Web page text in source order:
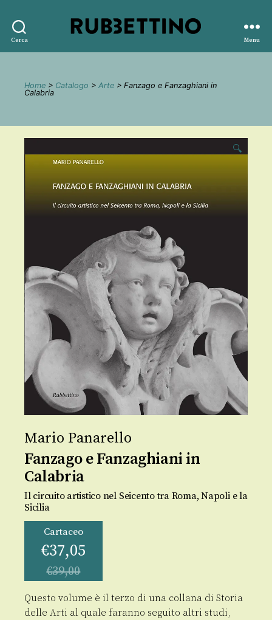
Cerca
editore
Menu
Home > Catalogo > Arte > Fanzago e Fanzaghiani in
Calabria
🔍
Mario Panarello
Fanzago e Fanzaghiani in
Calabria
Il circuito artistico nel Seicento tra Roma, Napoli e la
Sicilia
Cartaceo
€37,05
€39,00
Questo volume è il terzo di una collana di Storia
delle Arti al quale faranno seguito altri studi,